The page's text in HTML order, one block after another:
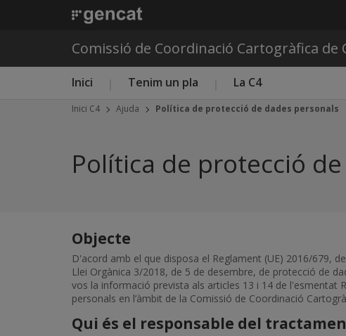
Comissió de Coordinació Cartogràfica de
Menú principal C4
Inici Tenim un pla La C4
Inici C4 Ajuda Política de protecció de dades personals
Política de protecció
Objecte
D'acord amb el que disposa el Reglament (UE) 2016/679,
Llei Orgànica 3/2018, de 5 de desembre, de protecció de
vos la informació prevista als articles 13 i 14 de l'esmentat
personals en l’àmbit de la Comissió de Coordinació
Qui és el responsable del